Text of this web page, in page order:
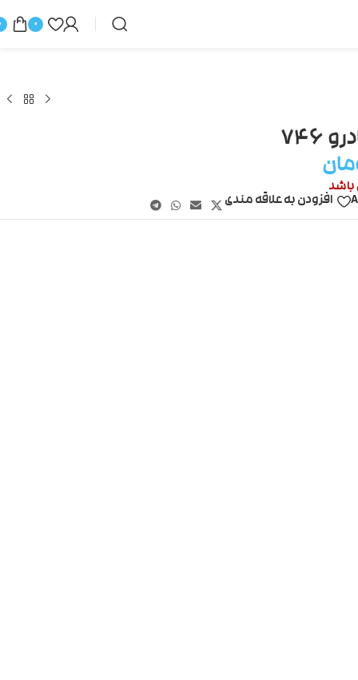
0
باشد
افزودن به علاقه مندی